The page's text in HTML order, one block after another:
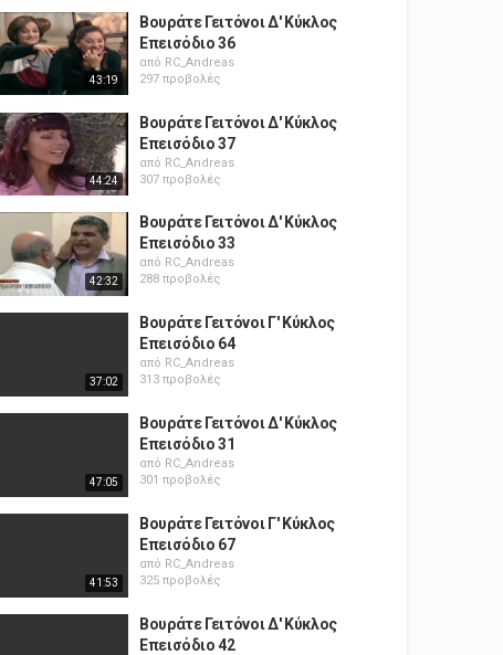
43:19
Βουράτε Γειτόνοι Δ' Κύκλος
Επεισόδιο 36
από RC_Andreas
297 προβολές
44:24
Βουράτε Γειτόνοι Δ' Κύκλος
Επεισόδιο 37
από RC_Andreas
307 προβολές
42:32
Βουράτε Γειτόνοι Δ' Κύκλος
Επεισόδιο 33
από RC_Andreas
288 προβολές
37:02
Βουράτε Γειτόνοι Γ' Κύκλος
Επεισόδιο 64
από RC_Andreas
313 προβολές
47:05
Βουράτε Γειτόνοι Δ' Κύκλος
Επεισόδιο 31
από RC_Andreas
301 προβολές
41:53
Βουράτε Γειτόνοι Γ' Κύκλος
Επεισόδιο 67
από RC_Andreas
325 προβολές
Βουράτε Γειτόνοι Δ' Κύκλος
Επεισόδιο 42